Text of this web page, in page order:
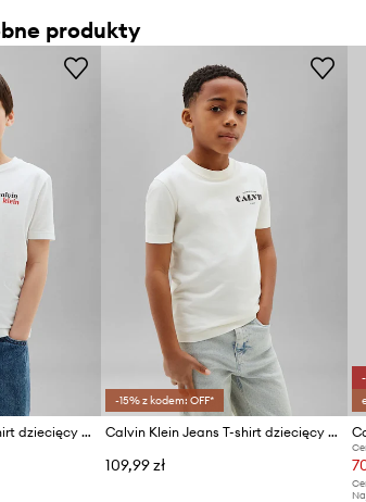
produkty
Calvin Klein Jeans T-shirt dziecięcy bawełniany
-15% z kodem: OFF*
Calvin Klein Jeans T-shirt dziecięcy bawełniany
109,99 zł